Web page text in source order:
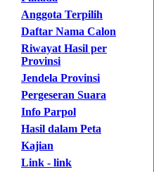
Anggota Terpilih
Daftar Nama Calon
Riwayat Hasil per
Provinsi
Jendela Provinsi
Pergeseran Suara
Info Parpol
Hasil dalam Peta
Kajian
Link - link